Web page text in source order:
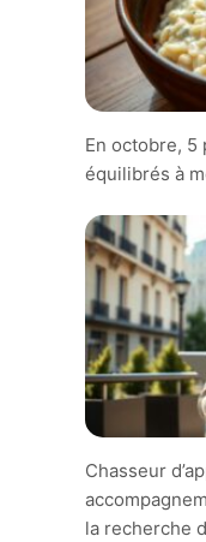
En octobre, 5
équilibrés à
Chasseur
la recherche